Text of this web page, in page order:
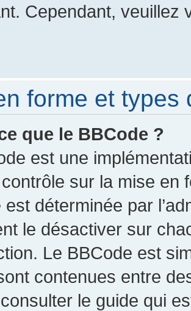
Cependant,
forme et types
que le BBCode ?
est une
sur la mise en
est déterminée par
le désactiver sur
Le BBCode est
contenues entre
le guide qui